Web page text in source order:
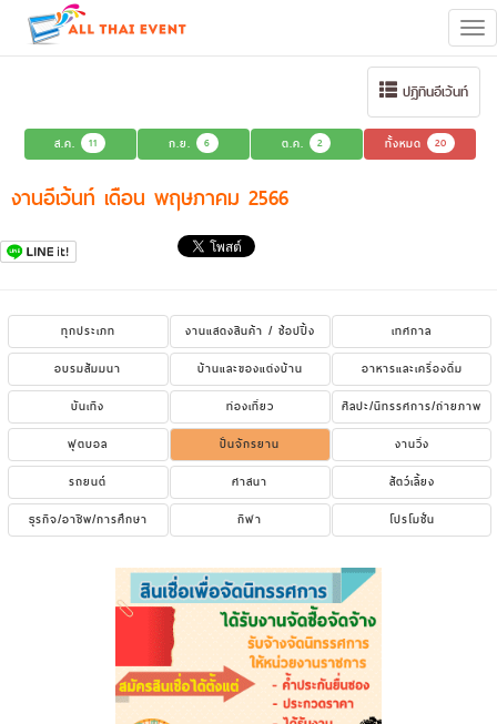
ปฏิทินอีเว้นท์
ส.ค. 11 ก.ย. 6 ต.ค. 2 ทั้งหมด 20
งานอีเว้นท์ เดือน พฤษภาคม 2566
ทุกประเภท งานแสดงสินค้า / ช้อปปิ้ง
เทศกาล
อบรมสัมมนา
บ้านและของแต่งบ้าน
อาหารและเครื่องดื่ม
บันเทิง
ท่องเที่ยว
ศิลปะ/นิทรรศการ/ถ่ายภาพ
ฟุตบอล
ปั่นจักรยาน
งานวิ่ง
รถยนต์
ศาสนา
สัตว์เลี้ยง
ธุรกิจ/อาชีพ/การศึกษา
กีฬา โปรโมชั่น